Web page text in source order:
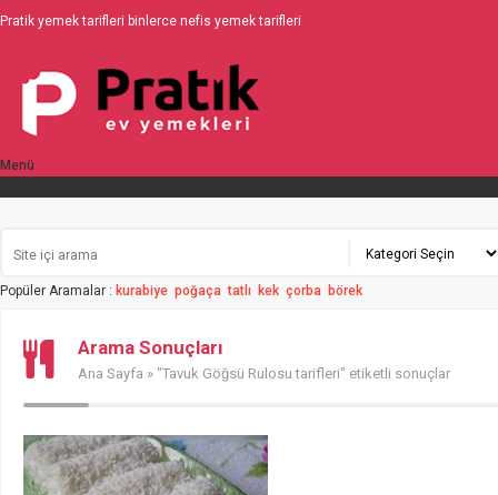
Pratik yemek tarifleri binlerce nefis yemek tarifleri
Menü
Popüler Aramalar : kurabiye poğaça tatlı kek çorba börek
Arama Sonuçları
Ana Sayfa » "Tavuk Göğsü Rulosu tarifleri" etiketli sonuçlar